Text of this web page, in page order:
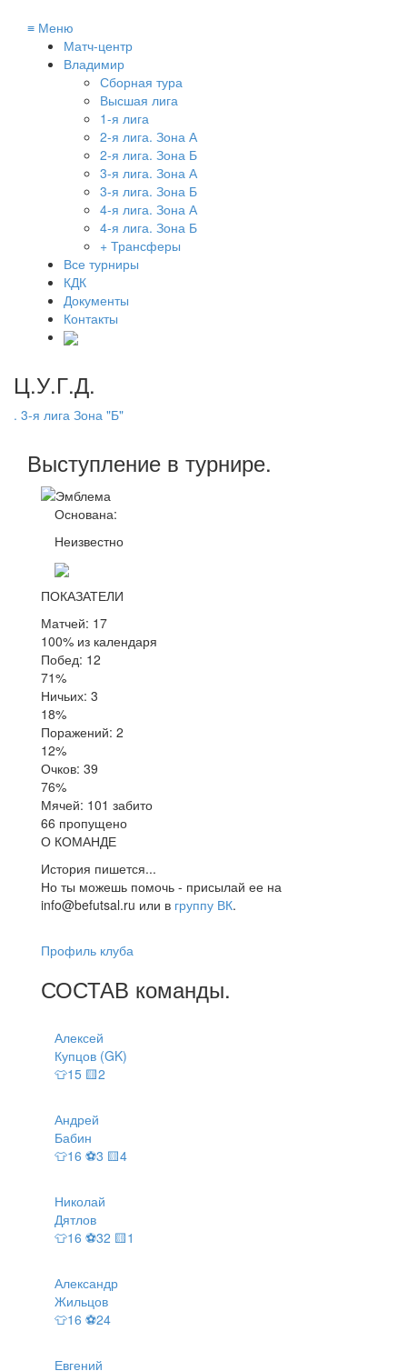
≡ Меню
Матч-центр
Владимир
Сборная тура
Высшая лига
1-я лига
2-я лига. Зона А
2-я лига. Зона Б
3-я лига. Зона А
3-я лига. Зона Б
4-я лига. Зона А
4-я лига. Зона Б
+ Трансферы
Все турниры
КДК
Документы
Контакты
Ц.У.Г.Д.
. 3-я лига Зона "Б"
Выступление в турнире.
Основана:
Неизвестно
ПОКАЗАТЕЛИ
Матчей: 17
100% из календаря
Побед: 12
71%
Ничьих: 3
18%
Поражений: 2
12%
Очков: 39
76%
Мячей: 101 забито
66 пропущено
О КОМАНДЕ
История пишется...
Но ты можешь помочь - присылай ее на
info@befutsal.ru или в группу ВК.
Профиль клуба
СОСТАВ команды.
Алексей
Купцов (GK)
👕15 🟨2
Андрей
Бабин
👕16 ⚽3 🟨4
Николай
Дятлов
👕16 ⚽32 🟨1
Александр
Жильцов
👕16 ⚽24
Евгений